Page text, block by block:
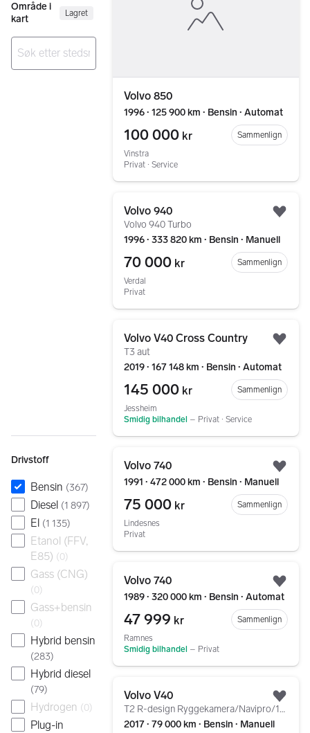
Område i
kart
Lagret
Drivstoff
Bensin (367)
Diesel (1 897)
El (1 135)
Etanol (FFV,
E85) (0)
Gass (CNG)
(0)
Gass+bensin
(0)
Hybrid bensin
(283)
Hybrid diesel
(79)
Hydrogen (0)
Plug-in
Volvo 850
1996 ∙ 125 900 km ∙ Bensin ∙ Automat
100 000 kr
Sammenlign
Vinstra
Privat ∙ Service
Volvo 940
Volvo 940 Turbo
1996 ∙ 333 820 km ∙ Bensin ∙ Manuell
70 000 kr
Sammenlign
Verdal
Privat
Volvo V40 Cross Country
T3 aut
2019 ∙ 167 148 km ∙ Bensin ∙ Automat
145 000 kr
Sammenlign
Jessheim
Smidig bilhandel – Privat ∙ Service
Volvo 740
1991 ∙ 472 000 km ∙ Bensin ∙ Manuell
75 000 kr
Sammenlign
Lindesnes
Privat
Volvo 740
1989 ∙ 320 000 km ∙ Bensin ∙ Automat
47 999 kr
Sammenlign
Ramnes
Smidig bilhandel – Privat
Volvo V40
T2 R-design Ryggekamera/Navipro/18/Manuell/Garanti
2017 ∙ 79 000 km ∙ Bensin ∙ Manuell